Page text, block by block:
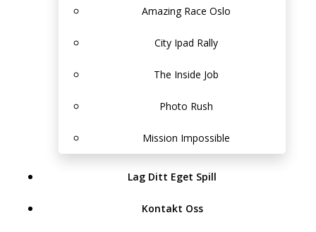
Amazing Race Oslo
City Ipad Rally
The Inside Job
Photo Rush
Mission Impossible
Lag Ditt Eget Spill
Kontakt Oss